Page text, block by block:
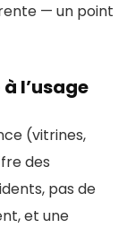
— un point
l’usage
(vitrines,
des
pas de
et une